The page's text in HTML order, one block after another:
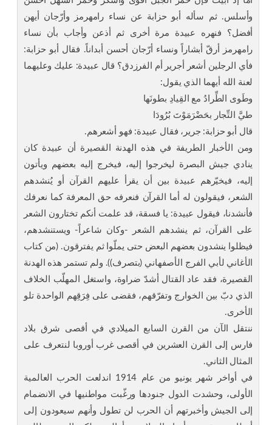
وأسلس. ثم سأله أبو حزابة عن نساء رامهرمز وأرّجان أيهن
أفضل؟ فنهره عبيدة مرة أخرى ثم أذعن وأجاب بأن نساء
رامهرمز أرقّ أبشاراً ونساء أرّجان أحسن أبداناً. فقال أبو حزابة:
فأي الرجلين أشعر أجرير أم الفرزدق؟ قال عبيدة: عليك وعليهما
لعنة الله أيهما الذي يقول:
وطَوى الطِّرادُ مع القِيادِ بطونَها
طيَّ التِّجار بحَضْرَمَوْتَ بُرُودَا
قال أبو حزابة: جرير، فقال عبيدة: فهو أشعرهم.
ومن الأخبار الطريفة في هذه الهدنة القصيرة أن عبيدة كان
ينادي جيش البصرة ليخرجوا إليه، فيخرج إليه بعضهم ويأتون
إليه، فيخيّرهم عبيدة بين أن يقرأ عليهم القرآن أو يُنشدهم
الشعر، فيقولون له أما القرآن فنعرفه حق المعرفة كما نعرفك
فأنشدنا، فيقول عبيدة: يا فسقة، قد علمت أنكم تختارون الشعر
على القرآن، ثم ينشدهم الشعر -وكان شاعراً- ويستنشدهم،
فيظلوا ينشدون بعضهم البعض حتى يملّوا ثم يفترقون. (من كتاب
الأغاني لأبي الفرج الأصفهاني (بتصرف)). ولم تستمر هذه الهدنة
القصيرة، فقد عاد القتال أشدّ ضراوة، واستغل المهلّب الخلاف
الذي دبّ بين الخوارج وتفرّقهم، فقضى على فِرَقِهم الواحدة تلو
الأخرى.
ننتقل الآن من القرن السابع الميلادي في أقصى شرق بلاد
فارس إلى القرن العشرين في أقصى غرب أوروبا لنتعرف على
المثال الثاني.
في أواخر شهر يونيو من عام 1914 اندلعت الحرب العالمية
الأولى، وحشدت الدول جنودها ورغّبت مواطنيها في الانضمام
إلى الجيش وأخبرتهم أن الحرب لن تطول وأنهم سيعودون إلى